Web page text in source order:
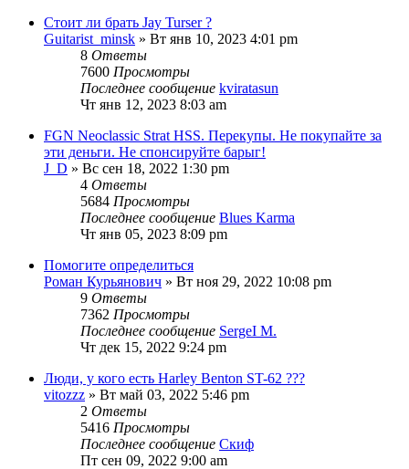
Стоит ли брать Jay Turser ?
Guitarist_minsk » Вт янв 10, 2023 4:01 pm
8 Ответы
7600 Просмотры
Последнее сообщение kviratasun
Чт янв 12, 2023 8:03 am
FGN Neoclassic Strat HSS. Перекупы. Не покупайте за
эти деньги. Не спонсируйте барыг!
J_D » Вс сен 18, 2022 1:30 pm
4 Ответы
5684 Просмотры
Последнее сообщение Blues Karma
Чт янв 05, 2023 8:09 pm
Помогите определиться
Роман Курьянович » Вт ноя 29, 2022 10:08 pm
9 Ответы
7362 Просмотры
Последнее сообщение SergeI M.
Чт дек 15, 2022 9:24 pm
Люди, у кого есть Harley Benton ST-62 ???
vitozzz » Вт май 03, 2022 5:46 pm
2 Ответы
5416 Просмотры
Последнее сообщение Скиф
Пт сен 09, 2022 9:00 am